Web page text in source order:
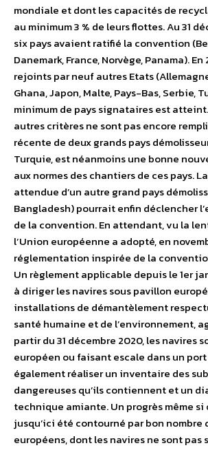
mondiale et dont les capacités de
au minimum 3 % de leurs flottes. Au 31
six pays avaient ratifié la convention
Danemark, France, Norvège, Panama).
rejoints par neuf autres Etats
Ghana, Japon, Malte, Pays-Bas, Serbie,
minimum de pays signataires est
autres critères ne sont pas encore
récente de deux grands pays
Turquie, est néanmoins une bonne
aux normes des chantiers de ces pays.
attendue d’un autre grand pays
Bangladesh) pourrait enfin déclencher
de la convention. En attendant, vu la
l’Union européenne a adopté, en
réglementation inspirée de la
Un règlement applicable depuis le 1er
à diriger les navires sous pavillon
installations de démantèlement
santé humaine et de l’environnement,
partir du 31 décembre 2020, les navires
européen ou faisant escale dans un port
également réaliser un inventaire des
dangereuses qu’ils contiennent et un
technique amiante. Un progrès même si
jusqu’ici été contourné par bon nombre
européens, dont les navires ne sont pas